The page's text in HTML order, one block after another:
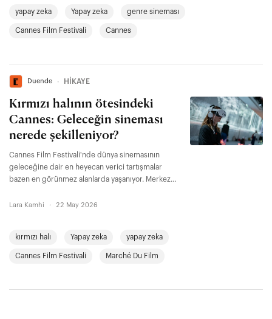
yapay zeka Yapay zeka genre sineması
Cannes Film Festivali Cannes
Duende ∙ HİKAYE
Kırmızı halının ötesindeki
Cannes: Geleceğin sineması
nerede şekilleniyor?
Cannes Film Festivali'nde dünya sinemasının
geleceğine dair en heyecan verici tartışmalar
bazen en görünmez alanlarda yaşanıyor. Merkez
çoğu zaman küçük ekranlarda, yan programlarda,
kuruluyor. Belki de mesele tam olarak bu:
Sinemanın geleceği çoktan başlamış olabilir.
Lara Kamhi · 22 May 2026
kırmızı halı Yapay zeka yapay zeka
Cannes Film Festivali Marché Du Film